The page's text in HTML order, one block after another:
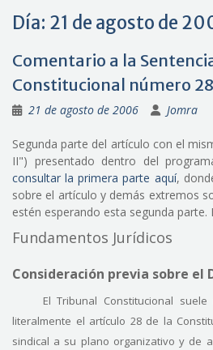
Día: 21 de agosto de
Comentario a la
Constitucional número
21 de agosto de 2006 Jomra
Segunda parte del artículo con el
II") presentado dentro del
consultar la primera parte aquí,
sobre el artículo y demás extremos
estén esperando esta segunda parte.
Fundamentos Jurídicos
Consideración previa sobre el
El Tribunal Constitucional
literalmente el artículo 28 de la
sindical a su plano organizativo y de